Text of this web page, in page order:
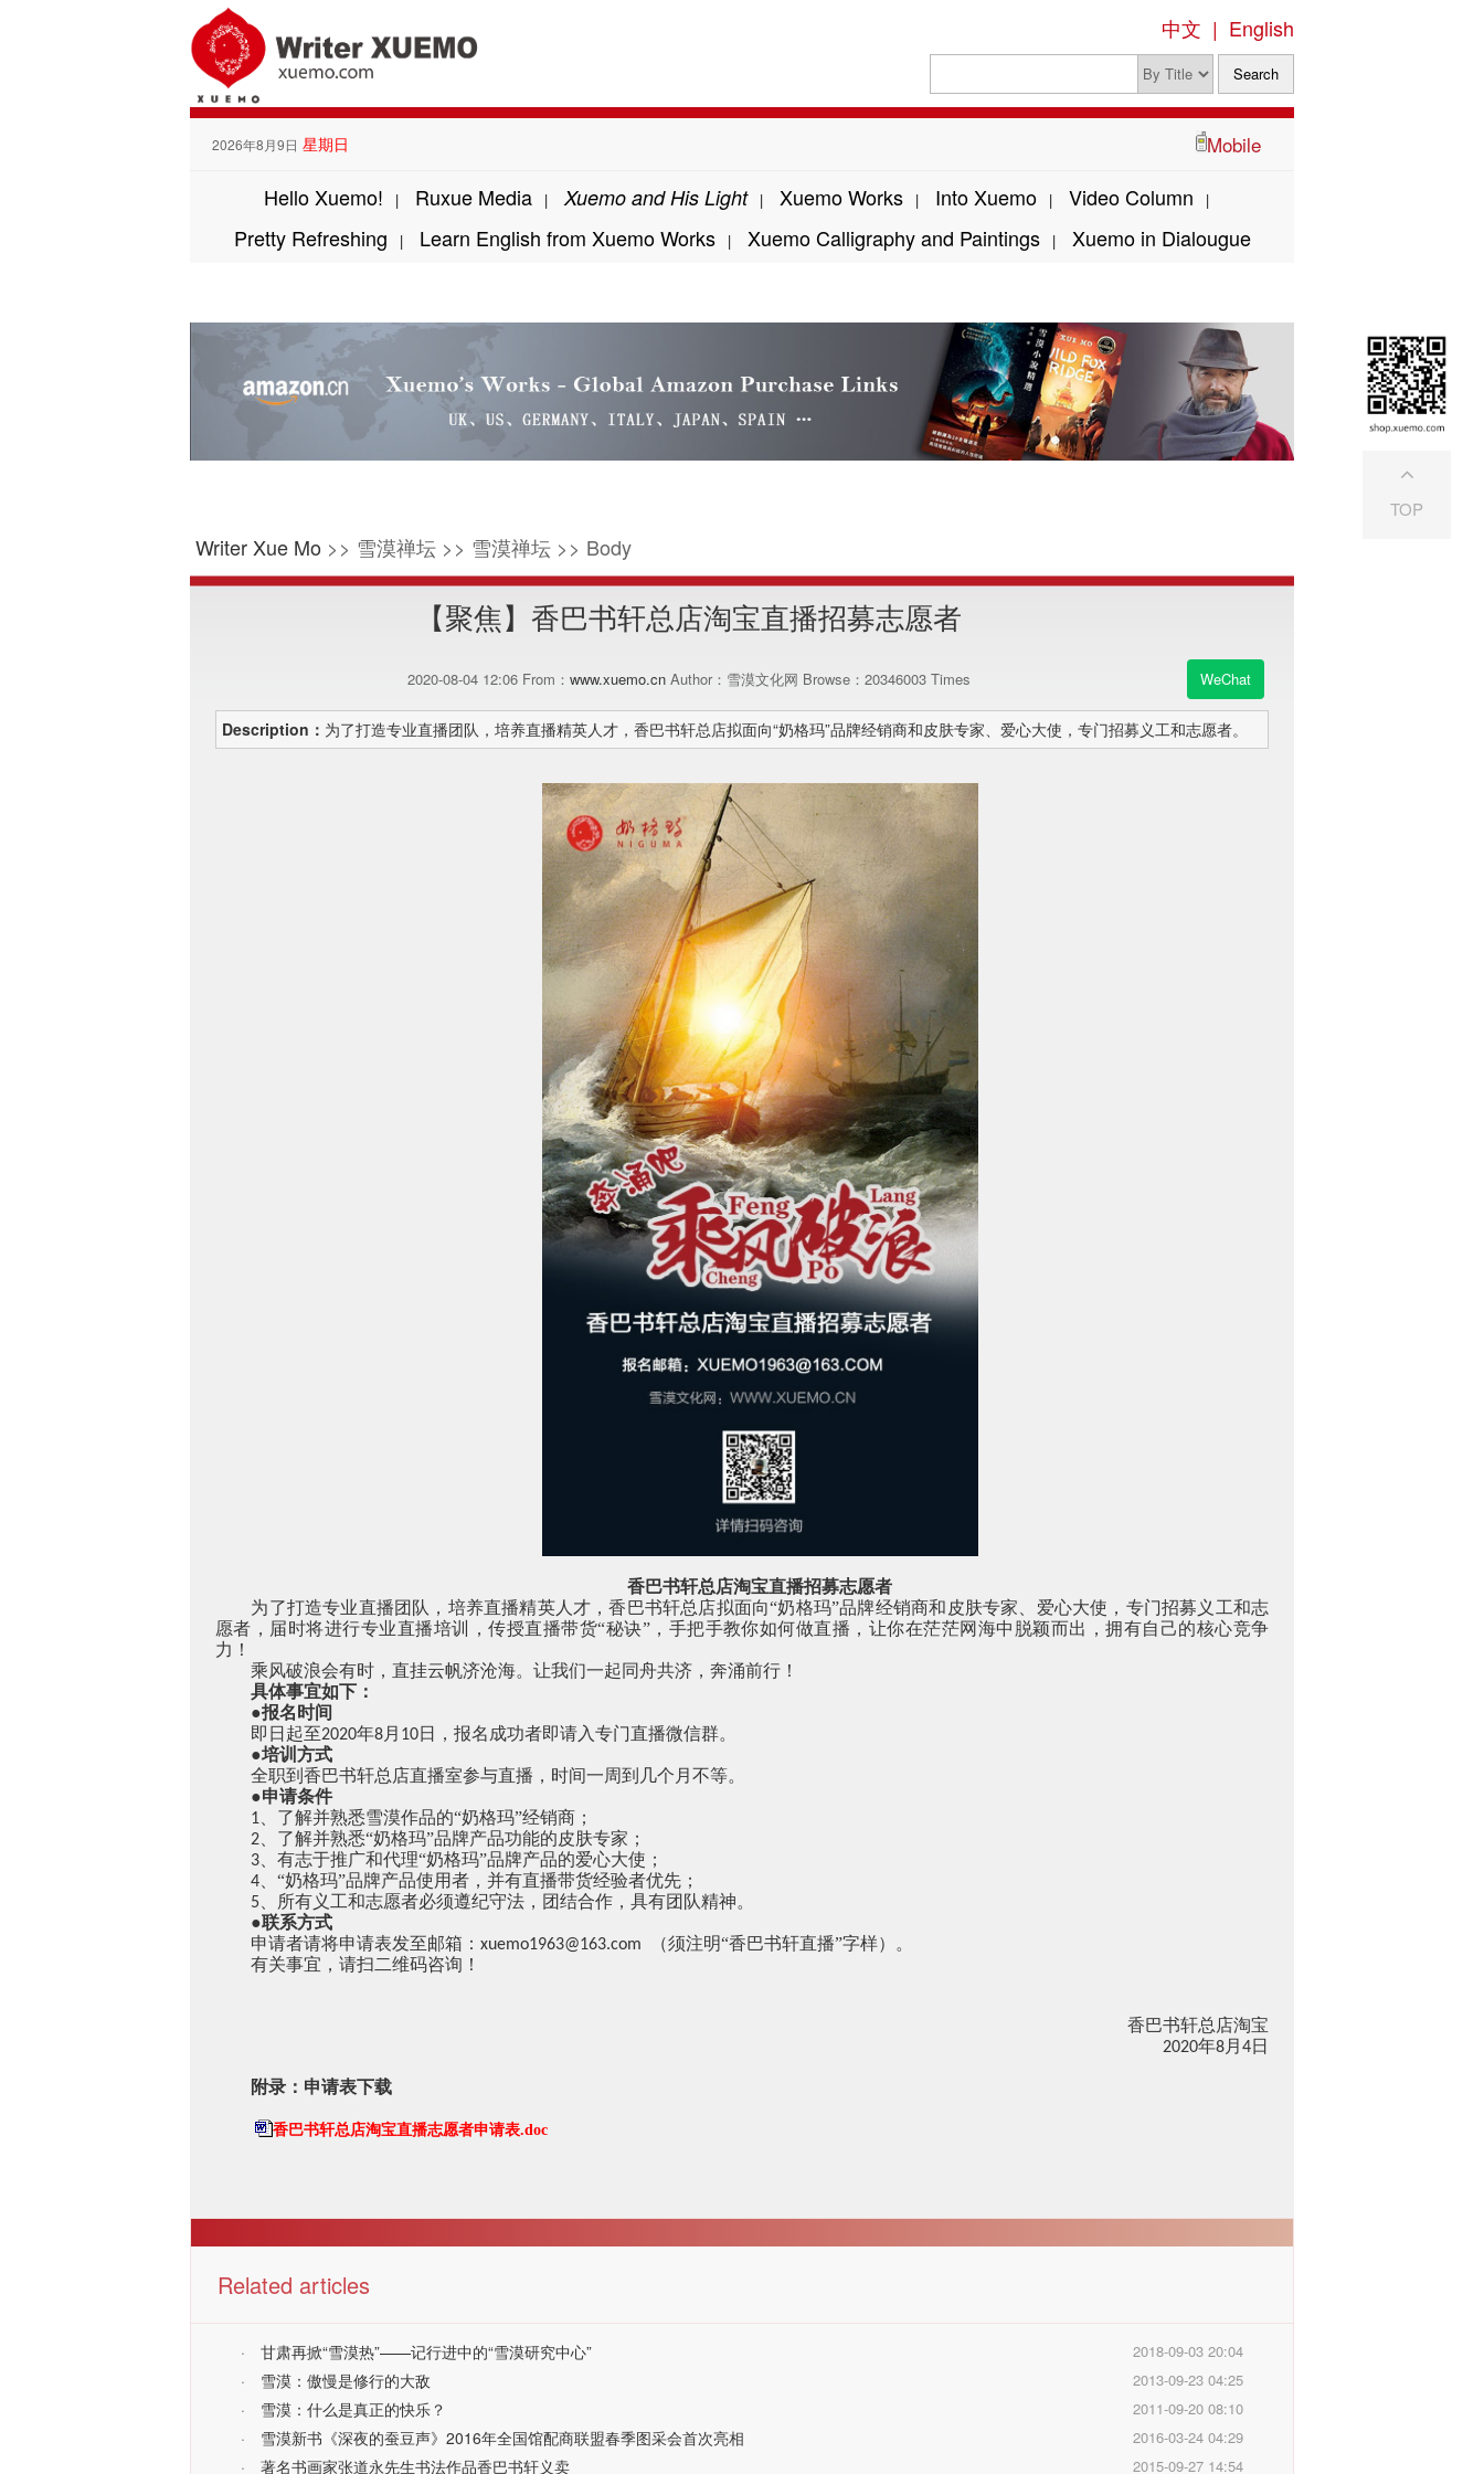
中文 | English
2026年8月9日 星期日 Mobile
Hello Xuemo! | Ruxue Media | Xuemo and His Light | Xuemo Works | Into Xuemo | Video Column |
Pretty Refreshing | Learn English from Xuemo Works | Xuemo Calligraphy and Paintings | Xuemo in Dialougue
Writer Xue Mo >> 雪漠禅坛 >> 雪漠禅坛 >> Body
【聚焦】香巴书轩总店淘宝直播招募志愿者
2020-08-04 12:06 From： www.xuemo.cnAuthor：雪漠文化网 Browse： 20346003Times WeChat
Description： 为了打造专业直播团队，培养直播精英人才，香巴书轩总店拟面向“奶格玛”品牌经销商和皮肤专家、爱心大使，专门招募义工和志愿者。
香巴书轩总店淘宝直播招募志愿者
为了打造专业直播团队，培养直播精英人才，香巴书轩总店拟面向“奶格玛”品牌经销商和皮肤专家、爱心大使，专门招募义工和志
愿者，届时将进行专业直播培训，传授直播带货“秘诀”，手把手教你如何做直播，让你在茫茫网海中脱颖而出，拥有自己的核心竞争
力！
乘风破浪会有时，直挂云帆济沧海。让我们一起同舟共济，奔涌前行！
具体事宜如下：
●报名时间
即日起至2020年8月 10日，报名成功者即请入专门直播微信群。
●培训方式
全职到香巴书轩总店直播室参与直播，时间一周到几个月不等。
●申请条件
1 、了解并熟悉雪漠作品的“奶格玛”经销商；
2 、了解并熟悉“奶格玛”品牌产品功能的皮肤专家；
3 、有志于推广和代理“奶格玛”品牌产品的爱心大使；
4 、“奶格玛”品牌产品使用者，并有直播带货经验者优先；
5 、所有义工和志愿者必须遵纪守法，团结合作，具有团队精神。
●联系方式
申请者请将申请表发至邮箱：xuemo1963@163.com
（须注明“香巴书轩直播”字样）。
有关事宜，请扫二维码咨询！
香巴书轩总店淘宝
2020年8月 4日
附录：申请表下载
香巴书轩总店淘宝直播志愿者申请表.doc
Related articles
· 甘肃再掀“雪漠热”——记行进中的“雪漠研究中心” 2018-09-03 20:04
· 雪漠：傲慢是修行的大敌 2013-09-23 04:25
· 雪漠：什么是真正的快乐？ 2011-09-20 08:10
· 雪漠新书《深夜的蚕豆声》2016年全国馆配商联盟春季图采会首次亮相 2016-03-24 04:29
· 著名书画家张道永先生书法作品香巴书轩义卖 2015-09-27 14:54
TOP